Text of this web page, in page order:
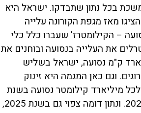
בכל נתון שתבדקו. ישראל היא
מאז מגפת הקורונה עלייה
– הקילומטרז' שעברו כלל כלי
את העלייה בנסועה ובוחנים את
ק"מ נסועה, ישראל בשליש
וגם כאן המגמה היא זינוק
הרוגים לכל מיליארד קילומטר נסועה בשנת
2023, ל־6.5 בשנת 2024. ונתון דומה צפוי גם בשנת 2025,